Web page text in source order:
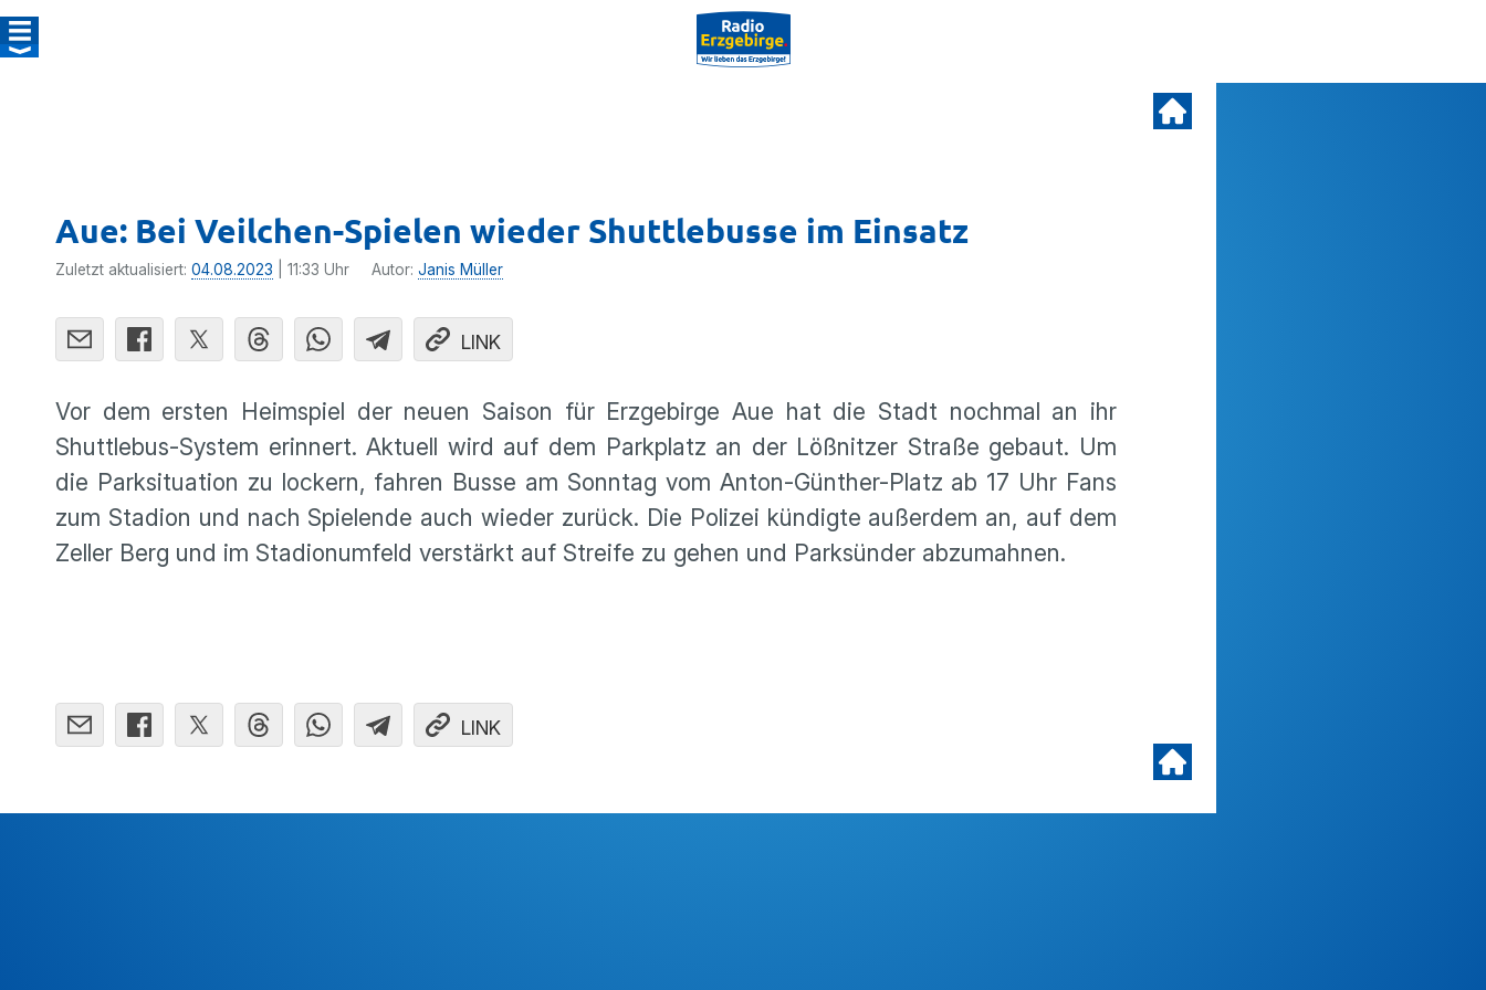
Aue: Bei Veilchen-Spielen wieder Shuttlebusse im Einsatz
Zuletzt aktualisiert: 04.08.2023 | 11:33 Uhr Autor: Janis Müller
LINK
Vor dem ersten Heimspiel der neuen Saison für Erzgebirge Aue hat die Stadt nochmal an ihr
Shuttlebus-System erinnert. Aktuell wird auf dem Parkplatz an der Lößnitzer Straße gebaut. Um
die Parksituation zu lockern, fahren Busse am Sonntag vom Anton-Günther-Platz ab 17 Uhr Fans
zum Stadion und nach Spielende auch wieder zurück. Die Polizei kündigte außerdem an, auf dem
Zeller Berg und im Stadionumfeld verstärkt auf Streife zu gehen und Parksünder abzumahnen.
LINK